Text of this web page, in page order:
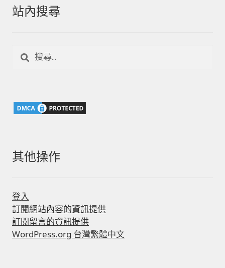
站內搜尋
字:
其他操作
登入
訂閱網站內容的資訊提供
訂閱留言的資訊提供
WordPress.org 台灣繁體中文